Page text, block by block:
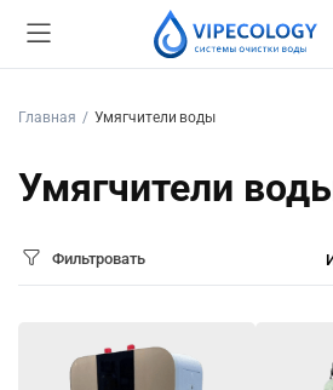
Главная Умягчители воды
Умягчители
Фильтровать